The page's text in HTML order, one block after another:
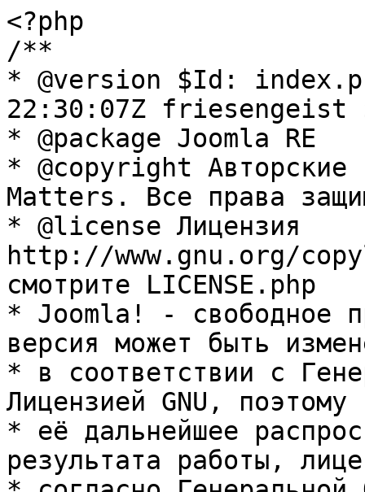
<?php
/**
* @version $Id:
22:30:07Z friesengeist
* @package Joomla RE
* @copyright Авторские
Matters. Все права
* @license Лицензия
http://www.gnu.org/
смотрите LICENSE.php
* Joomla! - свободное
версия может быть
* в соответствии с
Лицензией GNU, поэтому
* её дальнейшее
результата работы,